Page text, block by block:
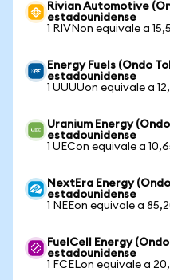
Rivian Automotive
estadounidense
1 RIVNon equivale a
Energy Fuels (Ondo
estadounidense
1 UUUUon equivale a
Uranium Energy
estadounidense
1 UECon equivale a
NextEra Energy
estadounidense
1 NEEon equivale a
FuelCell Energy
estadounidense
1 FCELon equivale a